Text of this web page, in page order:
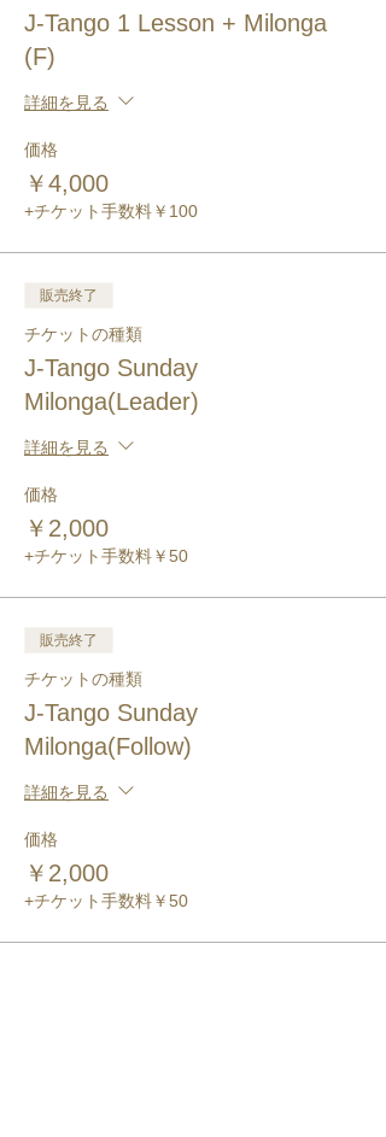
J-Tango 1 Lesson + Milonga
(F)
詳細を見る
価格
￥4,000
+チケット手数料￥100
販売終了
チケットの種類
J-Tango Sunday
Milonga(Leader)
詳細を見る
価格
￥2,000
+チケット手数料￥50
販売終了
チケットの種類
J-Tango Sunday
Milonga(Follow)
詳細を見る
価格
￥2,000
+チケット手数料￥50